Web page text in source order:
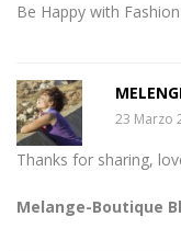
Be Happy with Fashion
23 Marzo
Thanks for sharing,
Melange-Boutique